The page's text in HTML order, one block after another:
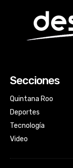
Secciones
Quintana Roo
Deportes
Tecnología
Video